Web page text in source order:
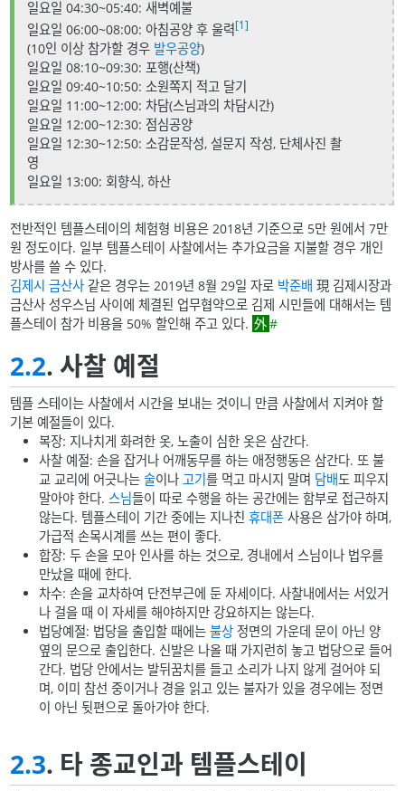
일요일 04:30~05:40: 새벽예불
일요일 06:00~08:00: 아침공양 후 울력[1]
(10인 이상 참가할 경우 발우공양)
일요일 08:10~09:30: 포행(산책)
일요일 09:40~10:50: 소원쪽지 적고 달기
일요일 11:00~12:00: 차담(스님과의 차담시간)
일요일 12:00~12:30: 점심공양
일요일 12:30~12:50: 소감문작성, 설문지 작성, 단체사진 촬
영
일요일 13:00: 회향식, 하산
전반적인 템플스테이의 체험형 비용은 2018년 기준으로 5만 원에서 7만
원 정도이다. 일부 템플스테이 사찰에서는 추가요금을 지불할 경우 개인
방사를 쓸 수 있다.
김제시 금산사 같은 경우는 2019년 8월 29일 자로 박준배 現 김제시장과
금산사 성우스님 사이에 체결된 업무협약으로 김제 시민들에 대해서는 템
플스테이 참가 비용을 50% 할인해 주고 있다.
#
2.2. 사찰 예절
템플 스테이는 사찰에서 시간을 보내는 것이니 만큼 사찰에서 지켜야 할
기본 예절들이 있다.
복장: 지나치게 화려한 옷, 노출이 심한 옷은 삼간다.
사찰 예절: 손을 잡거나 어깨동무를 하는 애정행동은 삼간다. 또 불
교 교리에 어긋나는술이나 고기를 먹고 마시지 말며 담배도 피우지
말아야 한다. 스님들이 따로 수행을 하는 공간에는 함부로 접근하지
않는다. 템플스테이 기간 중에는 지나친휴대폰 사용은 삼가야 하며,
가급적 손목시계를 쓰는 편이 좋다.
합장: 두 손을 모아 인사를 하는 것으로, 경내에서 스님이나 법우를
만났을 때에 한다.
차수: 손을 교차하여 단전부근에 둔 자세이다. 사찰내에서는 서있거
나 걸을 때 이 자세를 해야하지만 강요하지는 않는다.
법당예절: 법당을 출입할 때에는불상 정면의 가운데 문이 아닌 양
옆의 문으로 출입한다. 신발은 나올 때 가지런히 놓고 법당으로 들어
간다. 법당 안에서는 발뒤꿈치를 들고 소리가 나지 않게 걸어야 되
며, 이미 참선 중이거나 경을 읽고 있는 불자가 있을 경우에는 정면
이 아닌 뒷편으로 돌아가야 한다.
2.3. 타 종교인과 템플스테이